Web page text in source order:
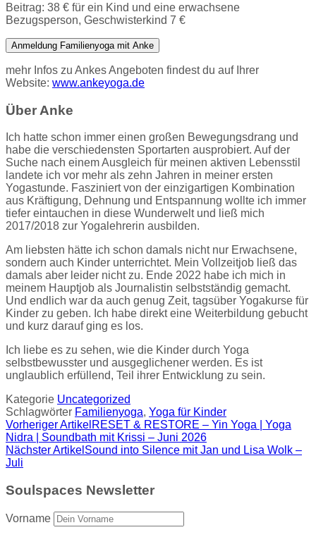
Beitrag: 38 € für ein Kind und eine erwachsene
Bezugsperson, Geschwisterkind 7 €
Anmeldung Familienyoga mit Anke
mehr Infos zu Ankes Angeboten findest du auf Ihrer
Website: www.ankeyoga.de
Über Anke
Ich hatte schon immer einen großen Bewegungsdrang und
habe die verschiedensten Sportarten ausprobiert. Auf der
Suche nach einem Ausgleich für meinen aktiven Lebensstil
landete ich vor mehr als zehn Jahren in meiner ersten
Yogastunde. Fasziniert von der einzigartigen Kombination
aus Kräftigung, Dehnung und Entspannung wollte ich immer
tiefer eintauchen in diese Wunderwelt und ließ mich
2017/2018 zur Yogalehrerin ausbilden.
Am liebsten hätte ich schon damals nicht nur Erwachsene,
sondern auch Kinder unterrichtet. Mein Vollzeitjob ließ das
damals aber leider nicht zu. Ende 2022 habe ich mich in
meinem Hauptjob als Journalistin selbstständig gemacht.
Und endlich war da auch genug Zeit, tagsüber Yogakurse für
Kinder zu geben. Ich habe direkt eine Weiterbildung gebucht
und kurz darauf ging es los.
Ich liebe es zu sehen, wie die Kinder durch Yoga
selbstbewusster und ausgeglichener werden. Es ist
unglaublich erfüllend, Teil ihrer Entwicklung zu sein.
Kategorie Uncategorized
Schlagwörter Familienyoga, Yoga für Kinder
Vorheriger Artikel RESET & RESTORE – Yin Yoga | Yoga
Nidra | Soundbath mit Krissi – Juni 2026
Nächster Artikel Sound into Silence mit Jan und Lisa Wolk –
Juli
Soulspaces Newsletter
Vorname